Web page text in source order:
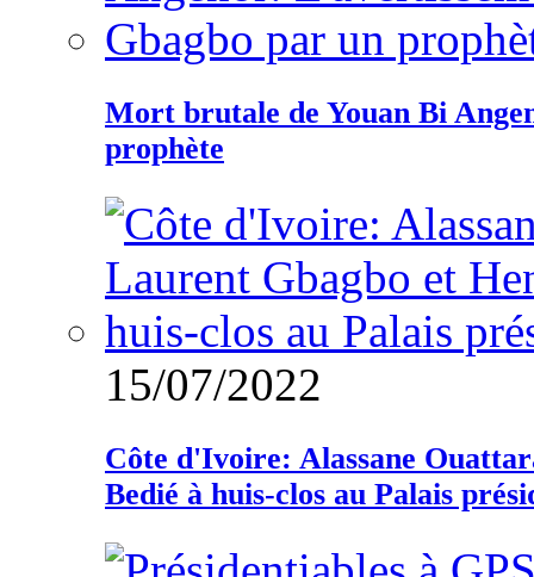
Mort brutale de Youan Bi
prophète
15/07/2022
Côte d'Ivoire: Alassane
Bedié à huis-clos au Palais